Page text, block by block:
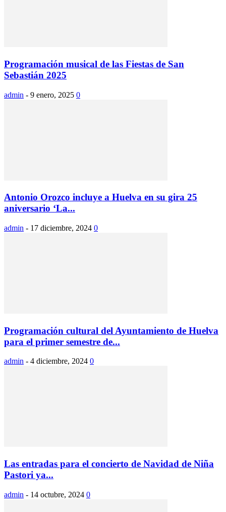
Programación musical de las Fiestas de San
Sebastián 2025
admin - 9 enero, 2025 0
Antonio Orozco incluye a Huelva en su gira 25
aniversario ‘La...
admin - 17 diciembre, 2024 0
Programación cultural del Ayuntamiento de Huelva
para el primer semestre de...
admin - 4 diciembre, 2024 0
Las entradas para el concierto de Navidad de Niña
Pastori ya...
admin - 14 octubre, 2024 0